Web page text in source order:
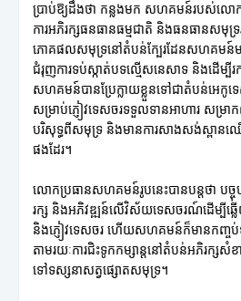
ប្រាប់ឱ្យដឹងថា កន្លងមក សហគមន៍របស់លោ
ការអភិរក្សធនធានធម្មជាតិ និងធនធានសមុទ្រ
ភោគផលសមុទ្រនៅតំបន់ក្បែរដែនសហគមន៍មាន
ជំរុញការទប់ស្កាត់បទល្មើសនេសាទ និងដើម្បី
សហគមន៍បានប្រែក្លាយខ្លួនទៅជាតំបន់អេ
សម្រាប់ភ្ញៀវទេសចរទទួលទានអាហារ សម្រ
បរិសុទ្ធពីសមុទ្រ និងមានការសាងសង់ស្ពានឈើ
ផងដែរ។
លោកប្រធានសហគមន៍រូបនេះបានបន្តថា បច្
រក្ស និងអភិវឌ្ឍន៍លើវិស័យទេសចរណ៍ដើម្បីឆ្លើ
និងភ្ញៀវទេសចរ ហើយសហគមន៍ក៏មានកញ្ចប់
តាមរយៈការជិះទូកកម្សាន្តនៅតំបន់អភិរក្សសំ
ទៅទស្សនាសត្វផ្សោតសមុទ្រ។